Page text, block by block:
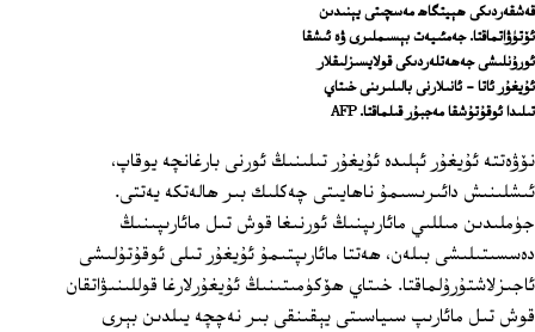
قەشقەردىكى ھېيتگاھ مەسچىتى يېنىدىن
ئۆتۈۋاتماقتا. جەمئىيەت بېسىملىرى ۋە ئىشقا
ئورۇنلىشى جەھەتلەردىكى قولايسىزلىقلار
ئۇيغۇر ئاتا - ئانىلارنى بالىلىرىنى خىتاي
تىلىدا ئوقۇتۇشقا مەجبۇر قىلماقتا. AFP
نۆۋەتتە ئۇيغۇر ئېلىدە ئۇيغۇر تىلىنىڭ ئورنى بارغانچە يوقاپ،
ئىشلىنىش دائىرىسىمۇ ناھايىتى چەكلىك بىر ھالەتكە يەتتى.
جۈملىدىن مىللىي مائارىپنىڭ ئورنىغا قوش تىل مائارىپىنىڭ
دەسسىتىلىشى بىلەن، ھەتتا مائارىپتىمۇ ئۇيغۇر تىلى ئوقۇتۇلىشى
ئاجىزلاشتۇرۇلماقتا. خىتاي ھۆكۈمىتىنىڭ ئۇيغۇرلارغا قوللىنىۋاتقان
قوش تىل مائارىپ سىياسىتى يېقىنقى بىر نەچچە يىلدىن بېرى